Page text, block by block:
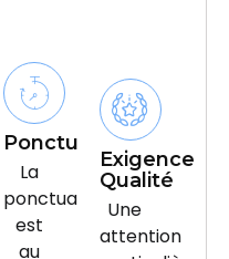
Ponctualité
La
ponctualité
est
au
Exigence
Qualité
Une
attention